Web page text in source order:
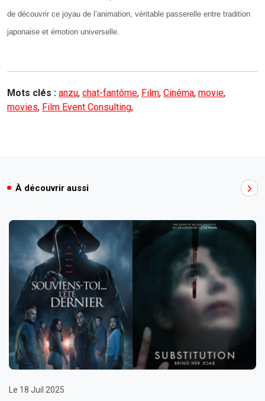
de découvrir ce joyau de l’animation, véritable passerelle entre tradition
japonaise et émotion universelle.
Mots clés : anzu, chat-fantôme, Film, Cinéma, movie,
movies, Film Event Consulting,
À découvrir aussi
Le 18 Juil 2025